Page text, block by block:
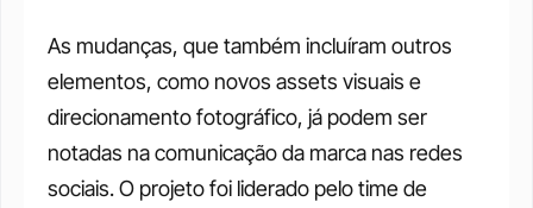
As mudanças, que também incluíram outros
elementos, como novos assets visuais e
direcionamento fotográfico, já podem ser
notadas na comunicação da marca nas redes
sociais. O projeto foi liderado pelo time de